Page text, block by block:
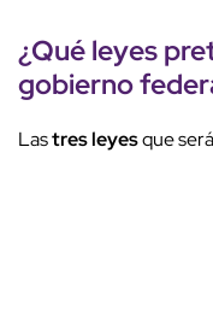
¿Qué leyes
gobierno
Lastres leyesque